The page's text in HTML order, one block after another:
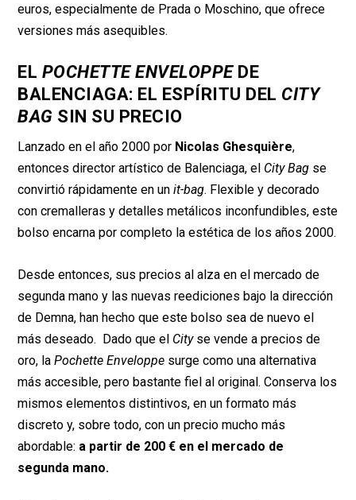
euros, especialmente de Prada o Moschino, que ofrece
versiones más asequibles.
EL POCHETTE ENVELOPPEDE
BALENCIAGA: EL ESPÍRITU DEL CITY
BAG SIN SU PRECIO
Lanzado en el año 2000 por Nicolas Ghesquière,
entonces director artístico de Balenciaga, el City Bag se
convirtió rápidamente en unit-bag. Flexible y decorado
con cremalleras y detalles metálicos inconfundibles, este
bolso encarna por completo la estética de los años 2000.
Desde entonces, sus precios al alza en el mercado de
segunda mano y las nuevas reediciones bajo la dirección
de Demna, han hecho que este bolso sea de nuevo el
más deseado. Dado que el Cityse vende a precios de
oro, laPochette Enveloppe surge como una alternativa
más accesible, pero bastante fiel al original. Conserva los
mismos elementos distintivos, en un formato más
discreto y, sobre todo, con un precio mucho más
abordable: a partir de 200 € en el mercado de
segunda mano.